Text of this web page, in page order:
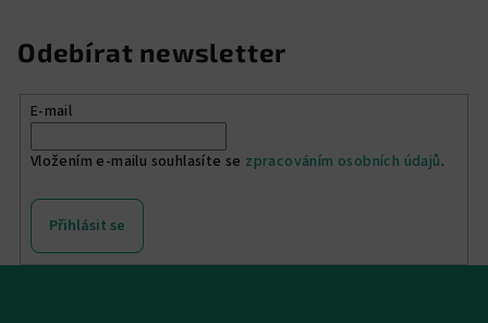
Odebírat newsletter
E-mail
Vložením e-mailu souhlasíte se zpracováním osobních údajů.
Přihlásit se